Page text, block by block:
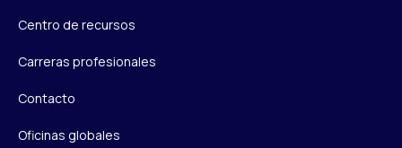
Centro de recursos
Carreras profesionales
Contacto
Oficinas globales